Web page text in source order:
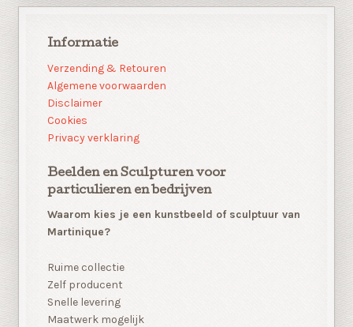
Informatie
Verzending & Retouren
Algemene voorwaarden
Disclaimer
Cookies
Privacy verklaring
Beelden en Sculpturen voor
particulieren en bedrijven
Waarom kies je een kunstbeeld of sculptuur van
Martinique?
Ruime collectie
Zelf producent
Snelle levering
Maatwerk mogelijk